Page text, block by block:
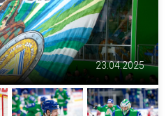
23.04.2025